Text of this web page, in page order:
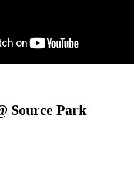
Source Park